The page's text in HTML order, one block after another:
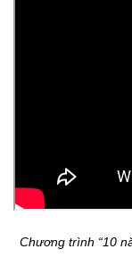
Chương trình “10